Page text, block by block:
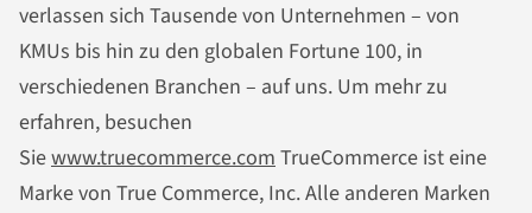
verlassen sich Tausende von Unternehmen – von
KMUs bis hin zu den globalen Fortune 100, in
verschiedenen Branchen – auf uns. Um mehr zu
erfahren, besuchen
Siewww.truecommerce.comTrueCommerce ist eine
Marke von True Commerce, Inc. Alle anderen Marken